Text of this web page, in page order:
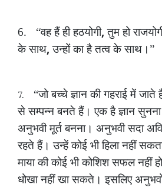
6. “वह हैं ही हठयोगी,तुम हो
के साथ,उन्हों का है तत्व के साथ।”
7. “जो बच्चे ज्ञान की गहराई में जाते
से सम्पन्न बनते हैं। एक है ज्ञान सुनना
अनुभवी मूर्त बनना। अनुभवी सदा
रहते हैं। उन्हें कोई भी हिला नहीं
माया की कोई भी कोशिश सफल नहीं
धोखा नहीं खा सकते। इसलिए